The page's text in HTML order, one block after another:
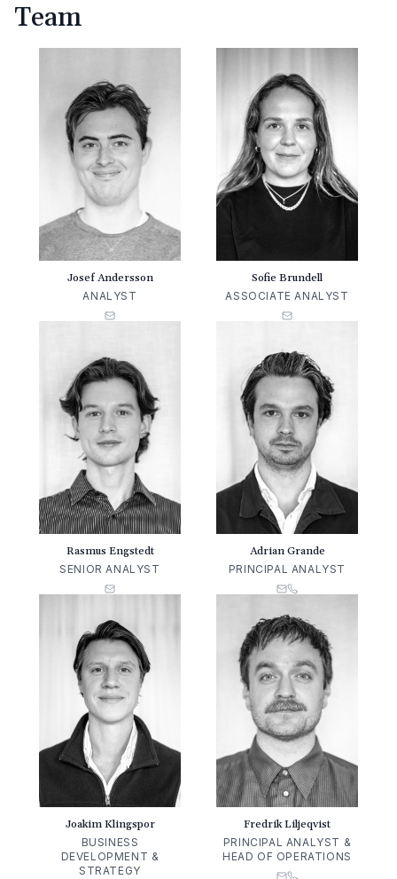
Team
Josef Andersson
ANALYST
Sofie Brundell
ASSOCIATE ANALYST
Rasmus Engstedt
SENIOR ANALYST
Adrian Grande
PRINCIPAL ANALYST
Joakim Klingspor
BUSINESS
DEVELOPMENT &
STRATEGY
Fredrik Liljeqvist
PRINCIPAL ANALYST &
HEAD OF OPERATIONS